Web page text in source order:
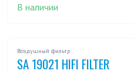
В наличии
Воздушный фильтр
SA 19021 HIFI FILTER